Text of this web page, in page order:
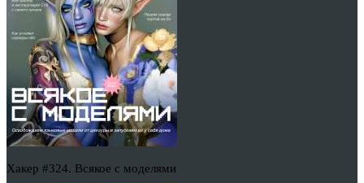
Хакер #324. Всякое с моделями